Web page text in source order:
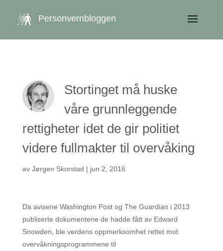
Personvernbloggen
Stortinget må huske
våre grunnleggende
rettigheter idet de gir politiet
videre fullmakter til overvåking
av Jørgen Skorstad | jun 2, 2016
Da avisene Washington Post og The Guardian i 2013
publiserte dokumentene de hadde fått av Edward
Snowden, ble verdens oppmerksomhet rettet mot
overvåkningsprogrammene til